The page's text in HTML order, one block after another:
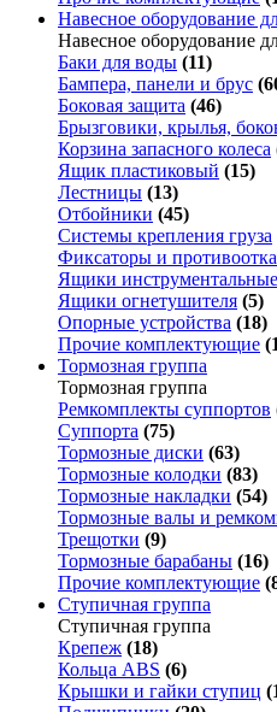
Навесное оборудование
Навесное оборудование
Баки для воды (11)
Бампера, панели и брус
Боковая защита (46)
Брызговики, крылья,
Корзина запасного колеса
Ящик пластиковый (15)
Лестницы (13)
Отбойники (45)
Системы крепления груза
Фиксаторы и
Ящики инструментальные
Ящики огнетушителя (5)
Опорные устройства (18)
Прочие комплектующие
Тормозная группа
Тормозная группа
Ремкомплекты суппортов
Суппорта (75)
Тормозные диски (63)
Тормозные колодки (83)
Тормозные накладки (54)
Тормозные валы и
Трещотки (9)
Тормозные барабаны (16)
Прочие комплектующие
Ступичная группа
Ступичная группа
Крепеж (18)
Кольца ABS (6)
Крышки и гайки ступиц